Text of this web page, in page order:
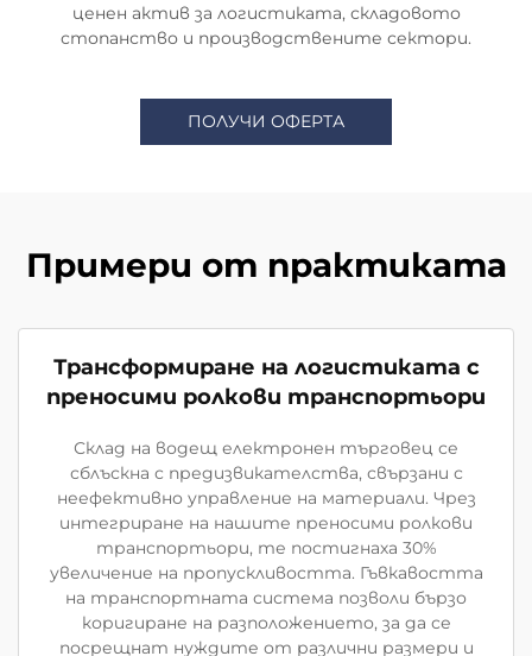
ценен актив за логистиката, складовото
стопанство и производствените сектори.
ПОЛУЧИ ОФЕРТА
Примери от практиката
Трансформиране на логистиката с
преносими ролкови транспортьори
Склад на водещ електронен търговец се
сблъскна с предизвикателства, свързани с
неефективно управление на материали. Чрез
интегриране на нашите преносими ролкови
транспортьори, те постигнаха 30%
увеличение на пропускливостта. Гъвкавостта
на транспортната система позволи бързо
коригиране на разположението, за да се
посрещнат нуждите от различни размери и